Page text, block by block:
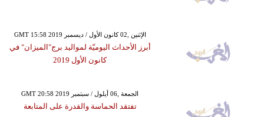
GMT 15:58 2019 الإثنين ,02 كانون الأول / ديسمبر
أبرز الأحداث اليوميّة لمواليد برج"الميزان" في
كانون الأول 2019
GMT 20:58 2019 الجمعة ,06 أيلول / سبتمبر
تفتقد الحماسة والقدرة على المتابعة